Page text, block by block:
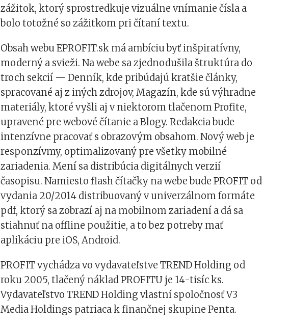
zážitok, ktorý sprostredkuje vizuálne vnímanie čísla a
bolo totožné so zážitkom pri čítaní textu.
Obsah webu EPROFIT.sk má ambíciu byť inšpiratívny,
moderný a svieži. Na webe sa zjednodušila štruktúra do
troch sekcií — Denník, kde pribúdajú kratšie články,
spracované aj z iných zdrojov, Magazín, kde sú výhradne
materiály, ktoré vyšli aj v niektorom tlačenom Profite,
upravené pre webové čítanie a Blogy. Redakcia bude
intenzívne pracovať s obrazovým obsahom. Nový web je
responzívmy, optimalizovaný pre všetky mobilné
zariadenia. Mení sa distribúcia digitálnych verzií
časopisu. Namiesto flash čítačky na webe bude PROFIT od
vydania 20/2014 distribuovaný v univerzálnom formáte
pdf, ktorý sa zobrazí aj na mobilnom zariadení a dá sa
stiahnuť na offline použitie, a to bez potreby mať
aplikáciu pre iOS, Android.
PROFIT vychádza vo vydavateľstve TREND Holding od
roku 2005, tlačený náklad PROFITU je 14-tisíc ks.
Vydavateľstvo TREND Holding vlastní spoločnosť V3
Media Holdings patriaca k finančnej skupine Penta.